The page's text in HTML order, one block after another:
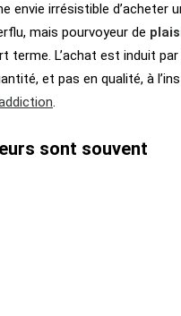
envie irrésistible d’acheter
mais pourvoyeur de
terme. L’achat est induit par
et pas en qualité, à
.
sont souvent